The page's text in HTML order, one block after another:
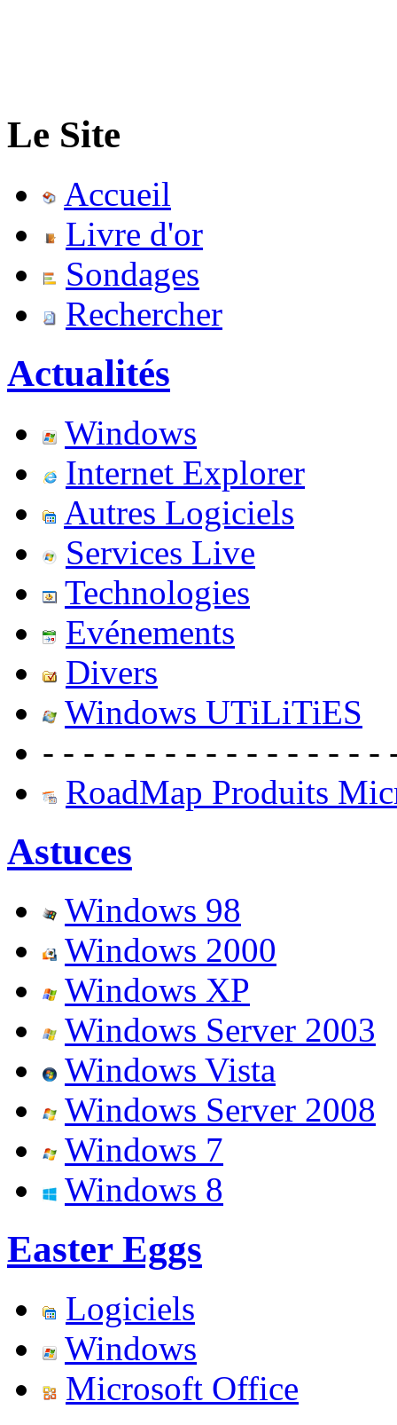
Le Site
Accueil
Livre d'or
Sondages
Rechercher
Actualités
Windows
Internet Explorer
Autres Logiciels
Services Live
Technologies
Evénements
Divers
Windows UTiLiTiES
- - - - - - - - - - - - - - - - -
RoadMap Produits
Astuces
Windows 98
Windows 2000
Windows XP
Windows Server 2003
Windows Vista
Windows Server 2008
Windows 7
Windows 8
Easter Eggs
Logiciels
Windows
Microsoft Office